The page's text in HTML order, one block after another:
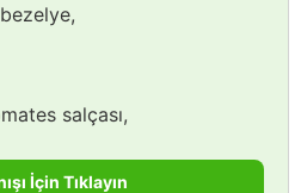
salçası,
İçin Tıklayın